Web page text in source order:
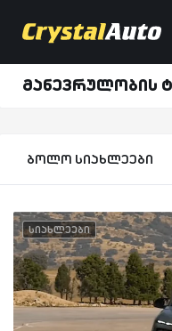
მანევრულობის
ბოლო სიახლეები
სიახლეები